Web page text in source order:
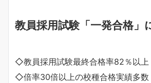
教員採用試験「一発合格」
◇教員採用試験最終合格率82％以上
◇倍率30倍以上の校種合格実績多数